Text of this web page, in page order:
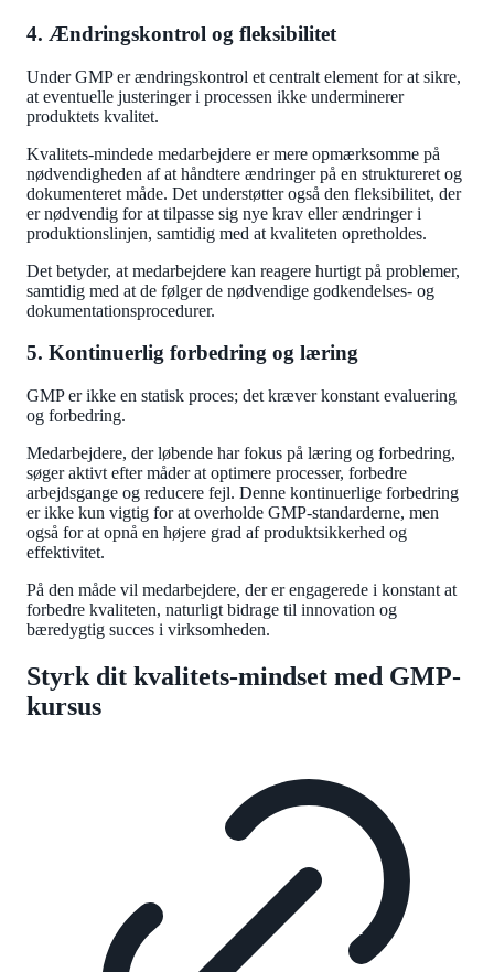
4. Ændringskontrol og fleksibilitet
Under GMP er ændringskontrol et centralt element for at sikre,
at eventuelle justeringer i processen ikke underminerer
produktets kvalitet.
Kvalitets-mindede medarbejdere er mere opmærksomme på
nødvendigheden af at håndtere ændringer på en struktureret og
dokumenteret måde. Det understøtter også den fleksibilitet, der
er nødvendig for at tilpasse sig nye krav eller ændringer i
produktionslinjen, samtidig med at kvaliteten opretholdes.
Det betyder, at medarbejdere kan reagere hurtigt på problemer,
samtidig med at de følger de nødvendige godkendelses- og
dokumentationsprocedurer.
5. Kontinuerlig forbedring og læring
GMP er ikke en statisk proces; det kræver konstant evaluering
og forbedring.
Medarbejdere, der løbende har fokus på læring og forbedring,
søger aktivt efter måder at optimere processer, forbedre
arbejdsgange og reducere fejl. Denne kontinuerlige forbedring
er ikke kun vigtig for at overholde GMP-standarderne, men
også for at opnå en højere grad af produktsikkerhed og
effektivitet.
På den måde vil medarbejdere, der er engagerede i konstant at
forbedre kvaliteten, naturligt bidrage til innovation og
bæredygtig succes i virksomheden.
Styrk dit kvalitets-mindset med GMP-
kursus